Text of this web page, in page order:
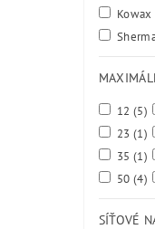
Kowax
12(5)
23(1)
35(1)
50(4)
SÍŤOVÉ